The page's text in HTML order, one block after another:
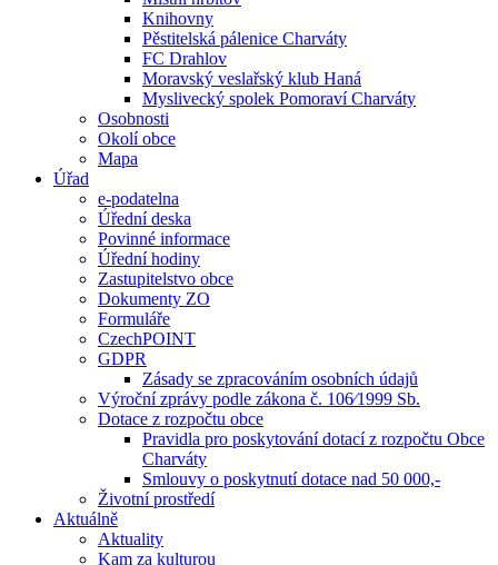
Knihovny
Pěstitelská pálenice Charváty
FC Drahlov
Moravský veslařský klub Haná
Myslivecký spolek Pomoraví Charváty
Osobnosti
Okolí obce
Mapa
Úřad
e-podatelna
Úřední deska
Povinné informace
Úřední hodiny
Zastupitelstvo obce
Dokumenty ZO
Formuláře
CzechPOINT
GDPR
Zásady se zpracováním osobních údajů
Výroční zprávy podle zákona č. 106⁄1999 Sb.
Dotace z rozpočtu obce
Pravidla pro poskytování dotací z rozpočtu Obce
Charváty
Smlouvy o poskytnutí dotace nad 50 000,-
Životní prostředí
Aktuálně
Aktuality
Kam za kulturou